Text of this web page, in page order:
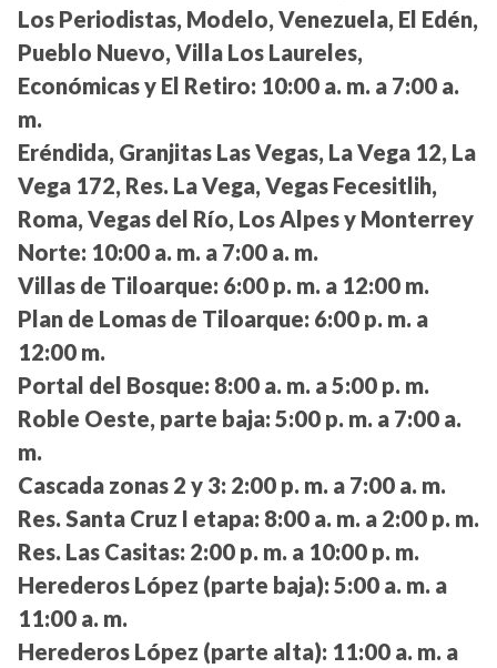
Los Periodistas, Modelo, Venezuela, El Edén,
Pueblo Nuevo, Villa Los Laureles,
Económicas y El Retiro: 10:00 a. m. a 7:00 a.
m.
Eréndida, Granjitas Las Vegas, La Vega 12, La
Vega 172, Res. La Vega, Vegas Fecesitlih,
Roma, Vegas del Río, Los Alpes y Monterrey
Norte: 10:00 a. m. a 7:00 a. m.
Villas de Tiloarque: 6:00 p. m. a 12:00 m.
Plan de Lomas de Tiloarque: 6:00 p. m. a
12:00 m.
Portal del Bosque: 8:00 a. m. a 5:00 p. m.
Roble Oeste, parte baja: 5:00 p. m. a 7:00 a.
m.
Cascada zonas 2 y 3: 2:00 p. m. a 7:00 a. m.
Res. Santa Cruz I etapa: 8:00 a. m. a 2:00 p. m.
Res. Las Casitas: 2:00 p. m. a 10:00 p. m.
Herederos López (parte baja): 5:00 a. m. a
11:00 a. m.
Herederos López (parte alta): 11:00 a. m. a